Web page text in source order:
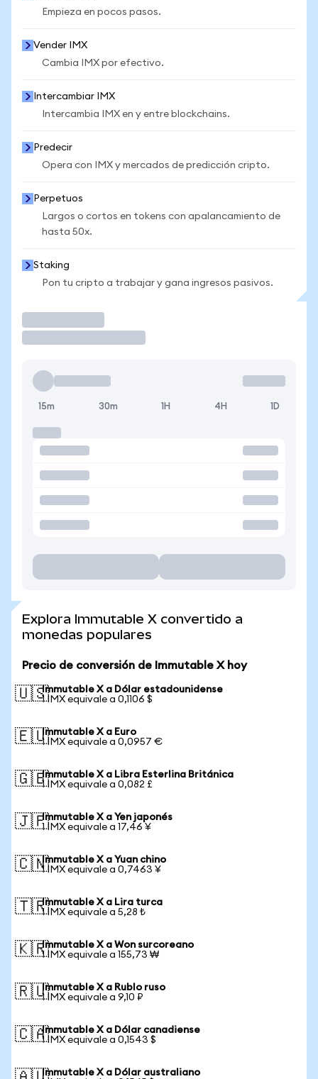
Empieza en pocos pasos.
Vender IMX
Cambia IMX por efectivo.
Intercambiar IMX
Intercambia IMX en y entre blockchains.
Predecir
Opera con IMX y mercados de predicción cripto.
Perpetuos
Largos o cortos en tokens con apalancamiento de
hasta 50x.
Staking
Pon tu cripto a trabajar y gana ingresos pasivos.
15m 30m 1H 4H 1D
Explora Immutable X convertido a
monedas populares
Precio de conversión de Immutable X hoy
🇺🇸Immutable X a Dólar estadounidense
1 IMX equivale a 0,1106 $
🇪🇺Immutable X a Euro
1 IMX equivale a 0,0957 €
🇬🇧Immutable X a Libra Esterlina Británica
1 IMX equivale a 0,082 £
🇯🇵Immutable X a Yen japonés
1 IMX equivale a 17,46 ¥
🇨🇳Immutable X a Yuan chino
1 IMX equivale a 0,7463 ¥
🇹🇷Immutable X a Lira turca
1 IMX equivale a 5,28 ₺
🇰🇷Immutable X a Won surcoreano
1 IMX equivale a 155,73 ₩
🇷🇺Immutable X a Rublo ruso
1 IMX equivale a 9,10 ₽
🇨🇦Immutable X a Dólar canadiense
1 IMX equivale a 0,1543 $
Immutable X a Dólar australiano